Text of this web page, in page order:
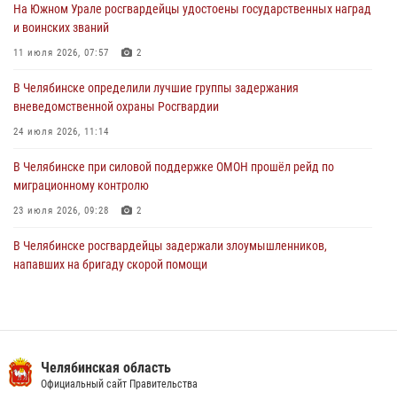
В Уральском округе Росгвардии состоялось заседание
оперативного штаба
30 июля 2026, 10:53
На Южном Урале росгвардейцы удостоены государственных наград
и воинских званий
11 июля 2026, 07:57 2
В Челябинске определили лучшие группы задержания
вневедомственной охраны Росгвардии
24 июля 2026, 11:14
В Челябинске при силовой поддержке ОМОН прошёл рейд по
миграционному контролю
23 июля 2026, 09:28 2
В Челябинске росгвардейцы задержали злоумышленников,
напавших на бригаду скорой помощи
13 июля 2026, 03:02 5
Челябинская область
Официальный сайт Правительства